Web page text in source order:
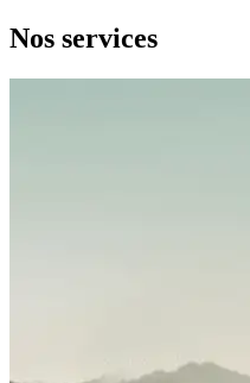
Nos services